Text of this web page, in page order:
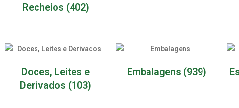
Recheios (402)
Doces, Leites e
Derivados (103)
Embalagens (939)